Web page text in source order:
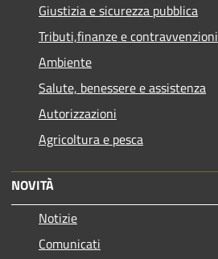
Giustizia e sicurezza pubblica
Tributi,finanze e contravvenzioni
Ambiente
Salute, benessere e assistenza
Autorizzazioni
Agricoltura e pesca
NOVITÀ
Notizie
Comunicati